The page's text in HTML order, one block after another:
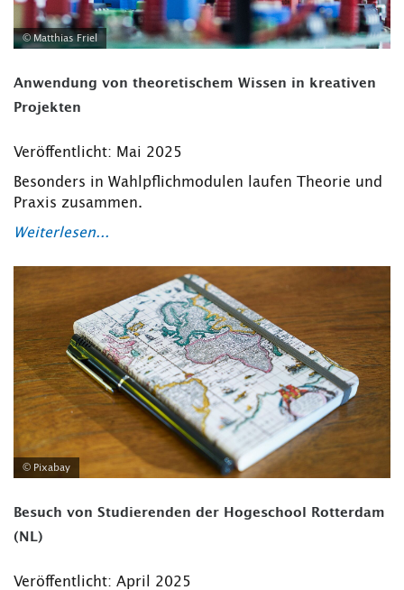
© Matthias Friel
Anwendung von theoretischem Wissen in kreativen
Projekten
Veröffentlicht: Mai 2025
Besonders in Wahlpflichmodulen laufen Theorie und
Praxis zusammen.
Weiterlesen...
© Pixabay
Besuch von Studierenden der Hogeschool Rotterdam
(NL)
Veröffentlicht: April 2025